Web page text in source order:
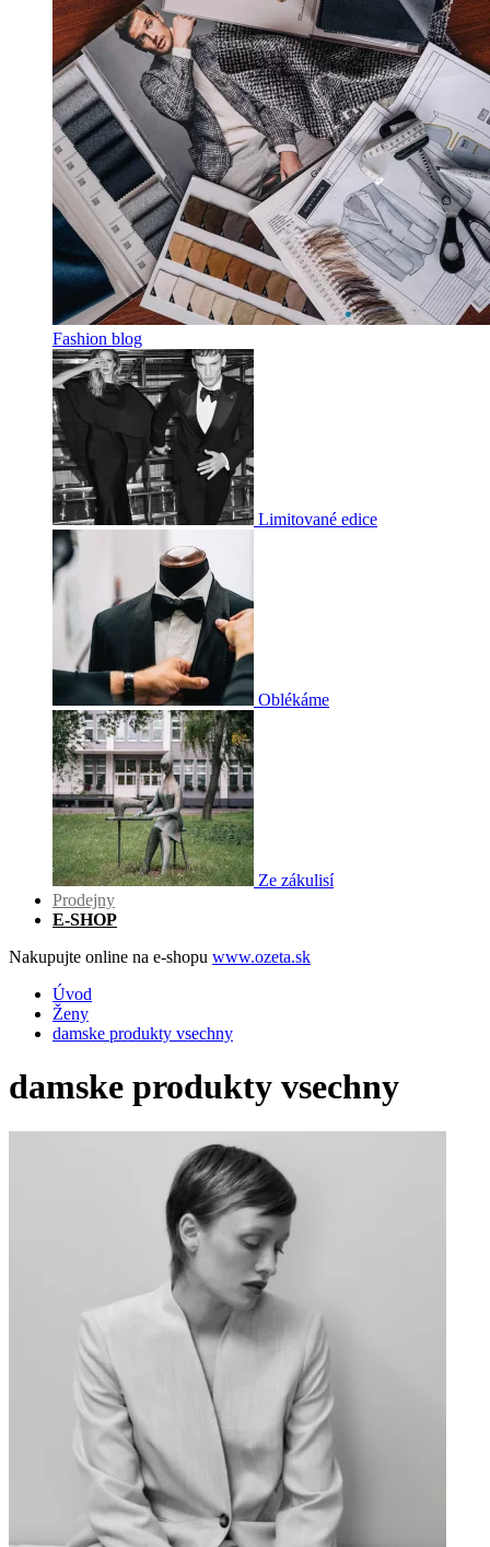
Fashion blog
Limitované edice
Oblékáme
Ze zákulisí
Prodejny
E-SHOP
Nakupujte online na e-shopu www.ozeta.sk
Úvod
Ženy
damske produkty vsechny
damske produkty vsechny